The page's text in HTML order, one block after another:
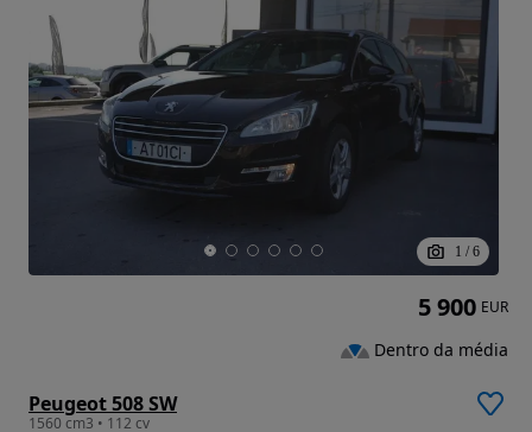
1 / 6
Peugeot 508 SW
1560 cm3 • 112 cv
5 900 EUR
Dentro da média